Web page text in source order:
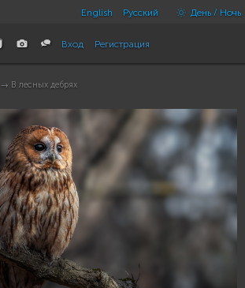
English Русский День / Ночь
Вход Регистрация
→ В лесных дебрях